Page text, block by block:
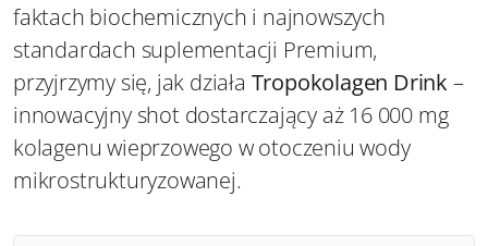
faktach biochemicznych i najnowszych
standardach suplementacji Premium,
przyjrzymy się, jak działa Tropokolagen Drink –
innowacyjny shot dostarczający aż 16 000 mg
kolagenu wieprzowego w otoczeniu wody
mikrostrukturyzowanej.